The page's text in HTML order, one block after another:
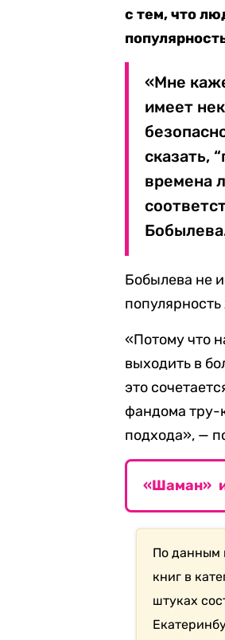
с тем, что
«Мне
имеет
сказать,
времена
Бобылева не
«Потому что
выходить в
это
фандома тру-
подхода», —
«Шаман»
По данным
книг в
штуках